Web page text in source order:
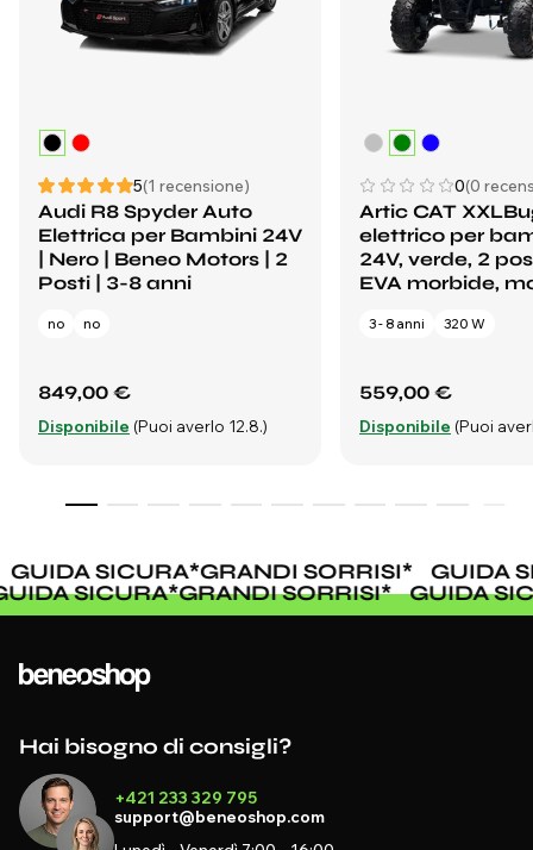
5(1 recensione)
Audi R8 Spyder Auto
Elettrica per Bambini 24V
| Nero | Beneo Motors | 2
Posti | 3-8 anni
no no
849,00 €
Disponibile (Puoi averlo 12.8.)
0(0
Artic CAT
elettrico per
24V, verde, 2
EVA morbide,
3 - 8 anni 320 W
559,00 €
Disponibile (Puoi
GUIDA SICURA*GRANDI SORRISI*
GUIDA
GUIDA SICURA*GRANDI SORRISI* GUIDA
Hai bisogno di consigli?
+421 233 329 795
support@beneoshop.com